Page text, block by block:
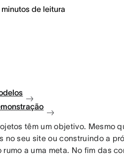
minutos de leitura
têm um objetivo. Mesmo
no seu site ou construindo a
rumo a uma meta. No fim das